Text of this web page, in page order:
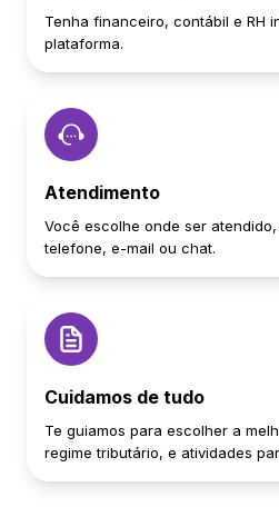
Tenha financeiro, contábil e RH
plataforma.
Atendimento
Você escolhe onde ser
telefone, e-mail ou chat.
Cuidamos de tudo
Te guiamos para escolher a
regime tributário, e atividades